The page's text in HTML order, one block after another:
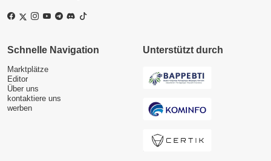
Schnelle Navigation
Marktplätze
Editor
Über uns
kontaktiere uns
werben
Unterstützt durch